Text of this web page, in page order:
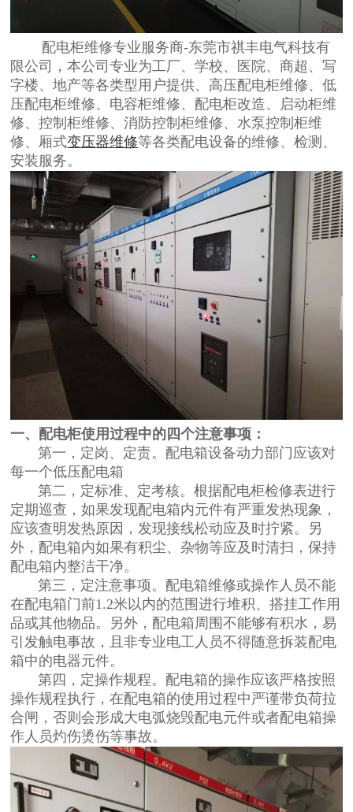
配电柜维修专业服务商-东莞市祺丰电气科技有
限公司，本公司专业为工厂、学校、医院、商超、写
字楼、地产等各类型用户提供、高压配电柜维修、低
压配电柜维修、电容柜维修、配电柜改造、启动柜维
修、控制柜维修、消防控制柜维修、水泵控制柜维
修、厢式变压器维修等各类配电设备的维修、检测、
安装服务。
一、配电柜使用过程中的四个注意事项：
第一，定岗、定责。配电箱设备动力部门应该对
每一个低压配电箱
第二，定标准、定考核。根据配电柜检修表进行
定期巡查，如果发现配电箱内元件有严重发热现象，
应该查明发热原因，发现接线松动应及时拧紧。另
外，配电箱内如果有积尘、杂物等应及时清扫，保持
配电箱内整洁干净。
第三，定注意事项。配电箱维修或操作人员不能
在配电箱门前1.2米以内的范围进行堆积、搭挂工作用
品或其他物品。另外，配电箱周围不能够有积水，易
引发触电事故，且非专业电工人员不得随意拆装配电
箱中的电器元件。
第四，定操作规程。配电箱的操作应该严格按照
操作规程执行，在配电箱的使用过程中严谨带负荷拉
合闸，否则会形成大电弧烧毁配电元件或者配电箱操
作人员灼伤烫伤等事故。